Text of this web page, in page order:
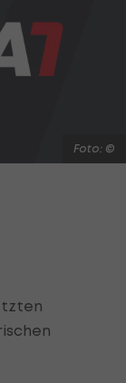
Foto: ©